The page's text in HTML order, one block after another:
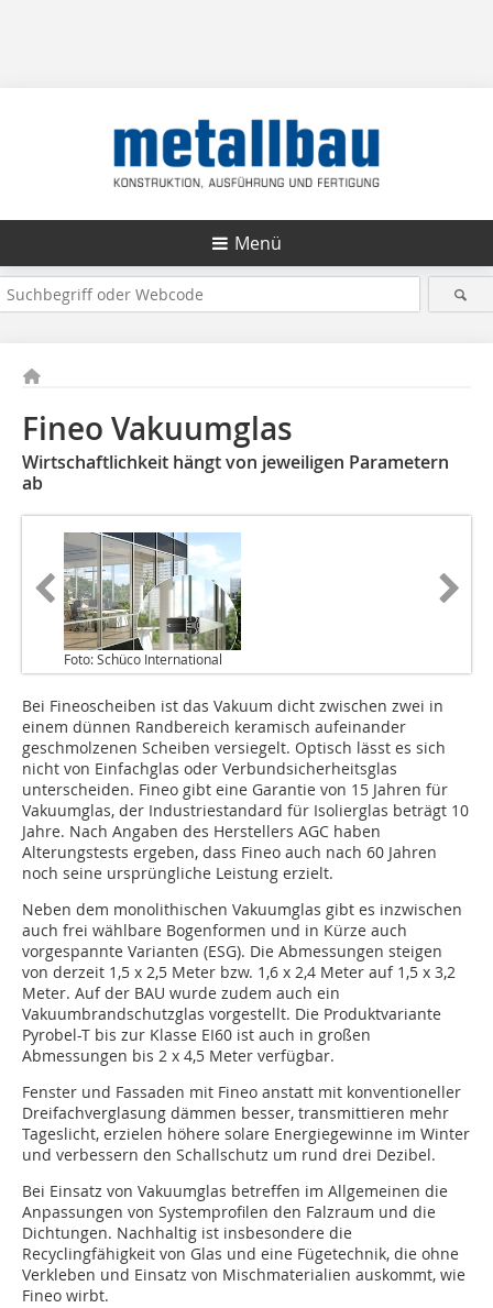
Menü
Fineo Vakuumglas
Wirtschaftlichkeit hängt von jeweiligen Parametern
ab
Foto: Schüco International
Bei Fineoscheiben ist das Vakuum dicht zwischen zwei in
einem dünnen Randbereich keramisch aufeinander
geschmolzenen Scheiben versiegelt. Optisch lässt es sich
nicht von Einfachglas oder Verbundsicherheitsglas
unterscheiden. Fineo gibt eine Garantie von 15 Jahren für
Vakuumglas, der Industriestandard für Isolierglas beträgt 10
Jahre. Nach Angaben des Herstellers AGC haben
Alterungstests ergeben, dass Fineo auch nach 60 Jahren
noch seine ursprüngliche Leistung erzielt.
Neben dem monolithischen Vakuumglas gibt es inzwischen
auch frei wählbare Bogenformen und in Kürze auch
vorgespannte Varianten (ESG). Die Abmessungen steigen
von derzeit 1,5 x 2,5 Meter bzw. 1,6 x 2,4 Meter auf 1,5 x 3,2
Meter. Auf der BAU wurde zudem auch ein
Vakuumbrandschutzglas vorgestellt. Die Produktvariante
Pyrobel-T bis zur Klasse EI60 ist auch in großen
Abmessungen bis 2 x 4,5 Meter verfügbar.
Fenster und Fassaden mit Fineo anstatt mit konventioneller
Dreifachverglasung dämmen besser, transmittieren mehr
Tageslicht, erzielen höhere solare Energiegewinne im Winter
und verbessern den Schallschutz um rund drei Dezibel.
Bei Einsatz von Vakuumglas betreffen im Allgemeinen die
Anpassungen von Systemprofilen den Falzraum und die
Dichtungen. Nachhaltig ist insbesondere die
Recyclingfähigkeit von Glas und eine Fügetechnik, die ohne
Verkleben und Einsatz von Mischmaterialien auskommt, wie
Fineo wirbt.